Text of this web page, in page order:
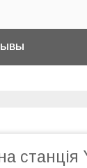
станція